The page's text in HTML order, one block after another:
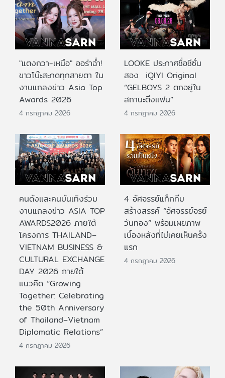
"แตงกวา-เหนือ" ออร่าฉ่ำ!
ขาวโบ๊ะสะกดทุกสายตา ใน
งานแถลงข่าว Asia Top
Awards 2026
4 กรกฎาคม 2026
LOOKE ประกาศชื่อซีซั่น
สอง iQIYI Original
“GELBOYS 2 ตกอยู่ใน
สถานะติ่งแฟน”
4 กรกฎาคม 2026
คนดังและคนบันเทิงร่วม
งานแถลงข่าว ASIA TOP
AWARDS2026 ภายใต้
โครงการ THAILAND–
VIETNAM BUSINESS &
CULTURAL EXCHANGE
DAY 2026 ภายใต้
แนวคิด “Growing
Together: Celebrating
the 50th Anniversary
of Thailand–Vietnam
Diplomatic Relations”
4 กรกฎาคม 2026
4 อัศจรรย์แท็กทีม
สร้างสรรค์ “อัศจรรย์จรย์
วันทอง” พร้อมเผยภาพ
เบื้องหลังที่ไม่เคยเห็นครั้ง
แรก
4 กรกฎาคม 2026